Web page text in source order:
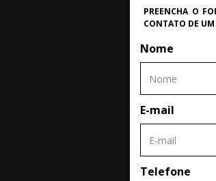
PREENCHA O
CONTATO DE
Nome
E-mail
Telefone